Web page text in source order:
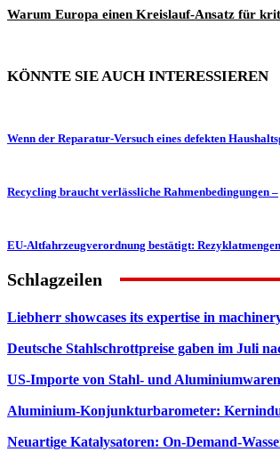
Warum Europa einen Kreislauf-Ansatz für
KÖNNTE SIE AUCH INTERESSIEREN
Wenn der Reparatur-Versuch eines defekten
Recycling braucht verlässliche Rahmenbedingungen –
EU-Altfahrzeugverordnung bestätigt:
Schlagzeilen
Liebherr showcases its expertise in
Deutsche Stahlschrottpreise gaben im Juli
US-Importe von Stahl- und
Aluminium-Konjunkturbarometer:
Neuartige Katalysatoren: On-Demand-